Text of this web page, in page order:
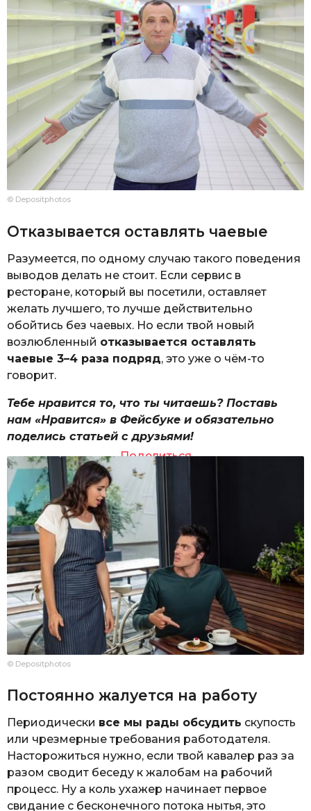
© Depositphotos
Отказывается оставлять чаевые
Разумеется, по одному случаю такого поведения
выводов делать не стоит. Если сервис в
ресторане, который вы посетили, оставляет
желать лучшего, то лучше действительно
обойтись без чаевых. Но если твой новый
возлюбленный отказывается оставлять
чаевые 3–4 раза подряд, это уже о чём-то
говорит.
Тебе нравится то, что ты читаешь? Поставь
нам «Нравится» в Фейсбуке и обязательно
поделись статьей с друзьями!
Поделиться
© Depositphotos
Постоянно жалуется на работу
Периодически все мы рады обсудить скупость
или чрезмерные требования работодателя.
Насторожиться нужно, если твой кавалер раз за
разом сводит беседу к жалобам на рабочий
процесс. Ну а коль ухажер начинает первое
свидание с бесконечного потока нытья, это